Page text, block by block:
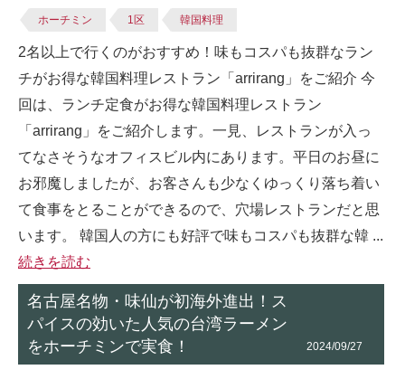
ホーチミン 1区 韓国料理
2名以上で行くのがおすすめ！味もコスパも抜群なラン
チがお得な韓国料理レストラン「arrirang」をご紹介 今
回は、ランチ定食がお得な韓国料理レストラン
「arrirang」をご紹介します。一見、レストランが入っ
てなさそうなオフィスビル内にあります。平日のお昼に
お邪魔しましたが、お客さんも少なくゆっくり落ち着い
て食事をとることができるので、穴場レストランだと思
います。 韓国人の方にも好評で味もコスパも抜群な韓 ...
続きを読む
名古屋名物・味仙が初海外進出！ス
パイスの効いた人気の台湾ラーメン
をホーチミンで実食！
2024/09/27